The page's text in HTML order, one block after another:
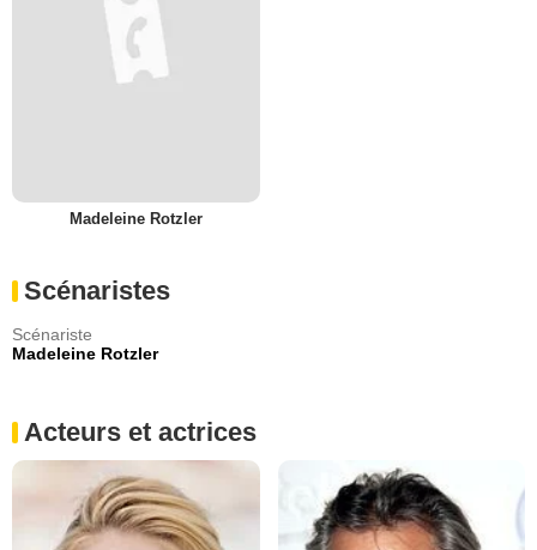
Madeleine Rotzler
Scénaristes
Scénariste
Madeleine Rotzler
Acteurs et actrices